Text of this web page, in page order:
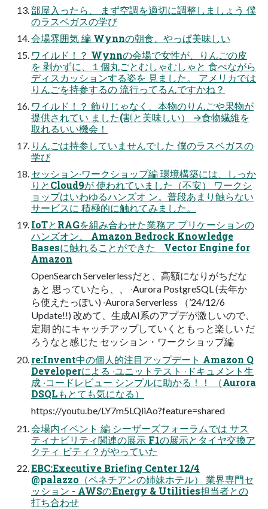
部屋⼊ったら、 まず空調を適切に調整しましょう 僕
のラスベガスの学び
会場雰囲気 編 Wynnの朝⾷、やっぱ美味しい
ワイルド！？ Wynnの会場で⼥性が、りんごの⽪
を 剥かずに、１個丸ごとむしゃむしゃと ⾷べながら
ディスカッションする姿を ⾒ました。 アメリカでは
りんごを持参するの 流⾏ってるんですかね？
ワイルド！？ 飾りじゃなく、本物のりんごや果物が
提供されてい ました(割と美味しい） →食物繊維を
取れるいい機会！
りんごは持参していませんでした 僕のラスベガスの
学び
セッション‧ワークショップ編 環境構築には、しっか
りとCloud9が 使われていました（不安） ワークシ
ョップはいわゆるハンズオ ン。普段あまり触らない
サービスに 積極的に触れてみました。
IoTとRAGを組み合わせた業務ア プリケーションの
ハンズオン。 Amazon Bedrock Knowledge
Basesに触れることができた Vector Engine for
Amazon
OpenSearch Servelerlessだと、⾼額になりがちだな
ぁと 思っていたら、、 ‧Aurora PostgreSQL (去年か
ら使えたっぽい) ‧Aurora Serverless （’24/12/6
Update!!) 改めて、⽣成AI系のアプデが激しいので、
定期 的にキャッチアップしていくともっと楽しい だ
ろうなと感じた セッション・ワークショップ編
re:Invent中の個⼈的注⽬アップデート Amazon Q
Developerによる ‧ユニットテスト ‧ドキュメント⽣
成 ‧コードレビュー シンプルに助かる！！ （Aurora
DSQLもとても気になる）
https://youtu.be/LY7m5LQliAo?feature=shared
会場内イベント 編 シーザーズフォーラムでは サス
ティナビリティ関連の展⽰ F1の展⽰とタイヤ交換ア
クティ ビティ？がやっていた
EBC:Executive Brieﬁng Center 12/4
@palazzo（ベネチアンの姉妹ホテル） 業界専⾨セ
ッション - AWSのEnergy & Utilities担当者との
打ち合わせ